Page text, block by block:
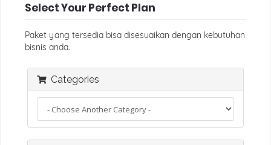
Select Your Perfect Plan
Paket yang tersedia bisa disesuaikan dengan kebutuhan
bisnis anda.
Categories